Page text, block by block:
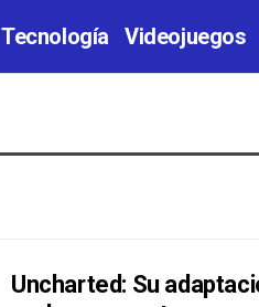
Tecnología Videojuegos
Uncharted: Su